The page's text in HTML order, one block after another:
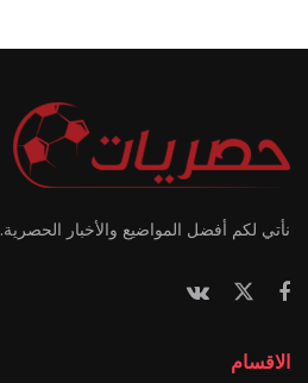
نأتي لكم أفضل المواضيع والأخبار الحصرية.
الاقسام